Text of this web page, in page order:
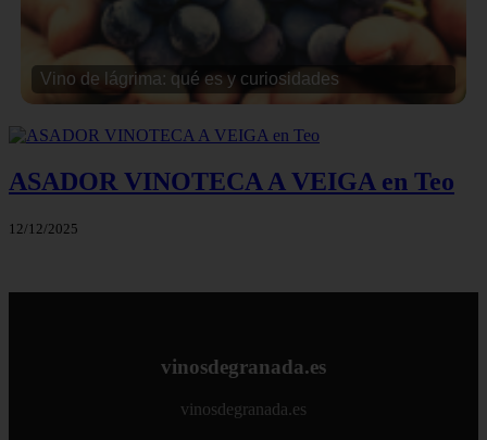
Vino de lágrima: qué es y curiosidades
ASADOR VINOTECA A VEIGA en Teo
12/12/2025
vinosdegranada.es
vinosdegranada.es